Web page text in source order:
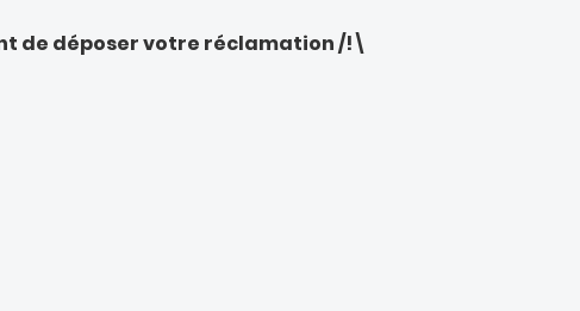
de déposer votre réclamation /!\